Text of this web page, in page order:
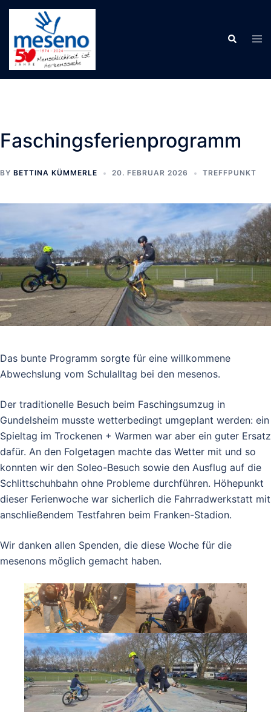
Skip
content
Search
Faschingsferienprogramm
BY BETTINA KÜMMERLE 20. FEBRUAR 2026 TREFFPUNKT
Das bunte Programm sorgte für eine willkommene
Abwechslung vom Schulalltag bei den mesenos.
Der traditionelle Besuch beim Faschingsumzug in
Gundelsheim musste wetterbedingt umgeplant werden: ein
Spieltag im Trockenen + Warmen war aber ein guter Ersatz
dafür. An den Folgetagen machte das Wetter mit und so
konnten wir den Soleo-Besuch sowie den Ausflug auf die
Schlittschuhbahn ohne Probleme durchführen. Höhepunkt
dieser Ferienwoche war sicherlich die Fahrradwerkstatt mit
anschließendem Testfahren beim Franken-Stadion.
Wir danken allen Spenden, die diese Woche für die
mesenons möglich gemacht haben.